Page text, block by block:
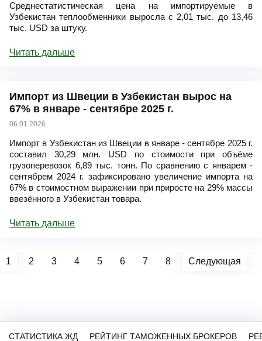
Среднестатистическая цена на импортируемые в
Узбекистан теплообменники выросла с 2,01 тыс. до 13,46
тыс. USD за штуку.
Читать дальше
Импорт из Швеции в Узбекистан вырос на
67% в январе - сентябре 2025 г.
06.01.2026
Импорт в Узбекистан из Швеции в январе - сентябре 2025 г.
составил 30,29 млн. USD по стоимости при объёме
грузоперевозок 6,89 тыс. тонн. По сравнению с январем -
сентябрем 2024 г. зафиксировано увеличение импорта на
67% в стоимостном выражении при приросте на 29% массы
ввезённого в Узбекистан товара.
Читать дальше
1 2 3 4 5 6 7 8 Следующая
СТАТИСТИКА ЖД РЕЙТИНГ ТАМОЖЕННЫХ БРОКЕРОВ